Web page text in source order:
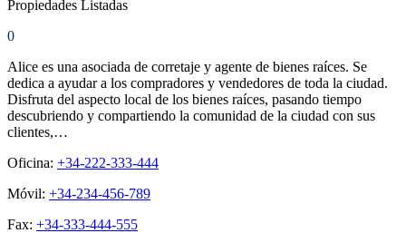
Propiedades Listadas
0
Alice es una asociada de corretaje y agente de bienes raíces. Se
dedica a ayudar a los compradores y vendedores de toda la ciudad.
Disfruta del aspecto local de los bienes raíces, pasando tiempo
descubriendo y compartiendo la comunidad de la ciudad con sus
clientes,…
Oficina: +34-222-333-444
Móvil: +34-234-456-789
Fax: +34-333-444-555